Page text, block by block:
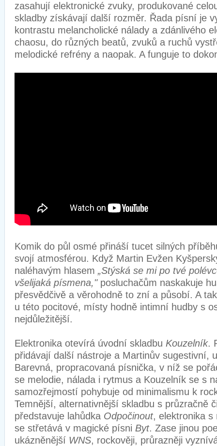
zasahují elektronické zvuky, produkované
skladby získávají další rozměr. Řada písní je
kontrastu melancholické nálady a zdánlivého
chaosu, do různých beatů, zvuků a ruchů
melodické refrény a naopak. A funguje to
Komik do půl osmé přináší tucet silných
svojí atmosférou. Když Martin Evžen
naléhavým hlasem „Stýská se mi po tvé
všelijaká písmena,"posluchačům naskakuje
přesvědčivě a věrohodně to zní a působí. A
u této pocitové, místy hodně intimní hudby s
nejdůležitější.
Elektronika otevírá úvodní skladbu Kouzelník.
přidávají další nástroje a Martinův sugestivní,
Barevná, propracovaná písnička, v níž se
se melodie, nálada i rytmus a Kouzelník se s
samozřejmostí pohybuje od minimalismu k
Temnější, alternativnější skladbu s průzračně
představuje lahůdka Odpočinout, elektronika s
se střetává v magické písni Byt. Zase jinou
ukázněnější WNS, rockověji, průrazněji